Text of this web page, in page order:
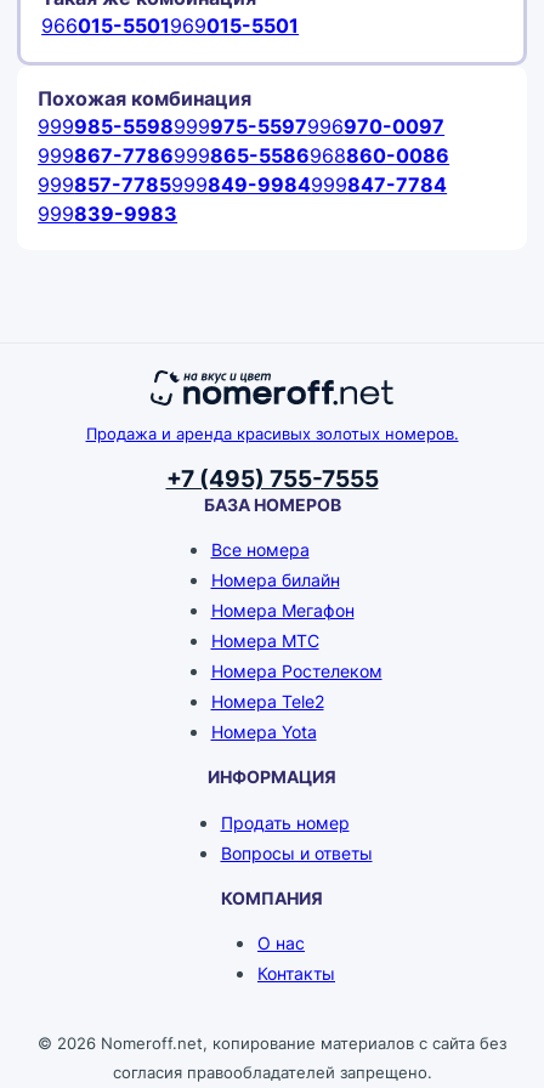
966015-5501969015-5501
Похожая комбинация
999985-5598999975-5597996970-0097
999867-7786999865-5586968860-0086
999857-7785999849-9984999847-7784
999839-9983
Продажа и аренда красивых золотых номеров.
+7 (495) 755-7555
БАЗА НОМЕРОВ
Все номера
Номера билайн
Номера Мегафон
Номера МТС
Номера Ростелеком
Номера Tele2
Номера Yota
ИНФОРМАЦИЯ
Продать номер
Вопросы и ответы
КОМПАНИЯ
О нас
Контакты
© 2026 Nomeroff.net, копирование материалов с сайта без
согласия правообладателей запрещено.